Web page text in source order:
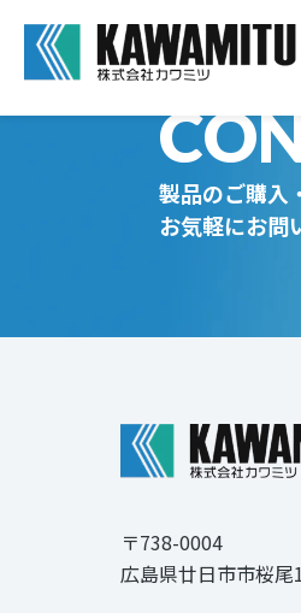
製品のご購入
お気軽にお問
〒738-0004
広島県廿日市市桜尾